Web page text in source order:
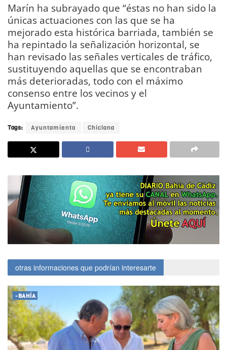
Marín ha subrayado que “éstas no han sido la
únicas actuaciones con las que se ha
mejorado esta histórica barriada, también se
ha repintado la señalización horizontal, se
han revisado las señales verticales de tráfico,
sustituyendo aquellas que se encontraban
más deterioradas, todo con el máximo
consenso entre los vecinos y el
Ayuntamiento”.
Tags: Ayuntamiento Chiclana
otras informaciones que podrían interesarte
-BAHÍA